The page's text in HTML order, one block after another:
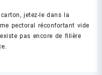
jetez-le dans la
pectoral réconfortant vide
pas encore de filière